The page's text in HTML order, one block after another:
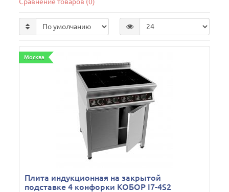
Москва
Плита индукционная на закрытой
подставке 4 конфорки КОБОР I7-4S2